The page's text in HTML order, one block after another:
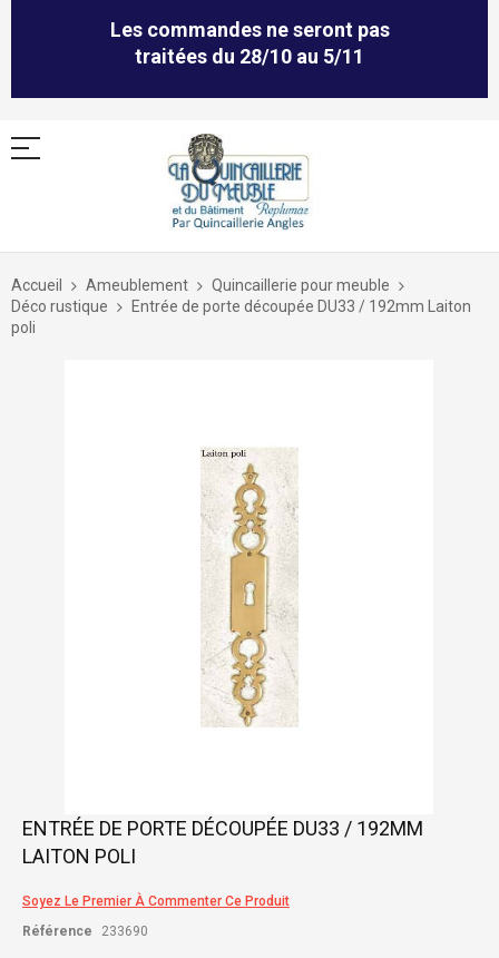
Les commandes ne seront pas
traitées du 28/10 au 5/11
Allez
contenu
Accueil Ameublement
Quincaillerie pour meuble
Déco rustique
Entrée de porte découpée DU33 / 192mm Laiton
poli
Skip
the
of
images
ENTRÉE DE PORTE DÉCOUPÉE DU33 / 192MM
LAITON POLI
Soyez Le Premier À Commenter Ce Produit
Référence
233690